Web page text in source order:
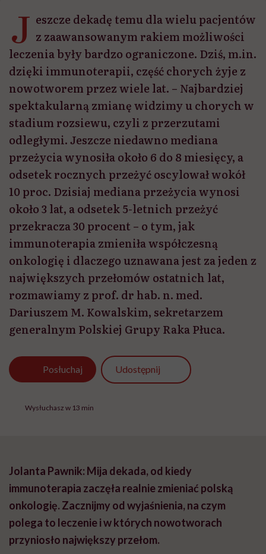
J eszcze dekadę temu dla wielu pacjentów
z zaawansowanym rakiem możliwości
leczenia były bardzo ograniczone. Dziś, m.in.
dzięki immunoterapii, część chorych żyje z
nowotworem przez wiele lat. – Najbardziej
spektakularną zmianę widzimy u chorych w
stadium rozsiewu, czyli z przerzutami
odległymi. Jeszcze niedawno mediana
przeżycia wynosiła około 6 do 8 miesięcy, a
odsetek rocznych przeżyć oscylował wokół
10 proc. Dzisiaj mediana przeżycia wynosi
około 3 lat, a odsetek 5-letnich przeżyć
przekracza 30 procent – o tym, jak
immunoterapia zmieniła współczesną
onkologię i dlaczego uznawana jest za jeden z
największych przełomów ostatnich lat,
rozmawiamy z prof. dr hab. n. med.
Dariuszem M. Kowalskim, sekretarzem
generalnym Polskiej Grupy Raka Płuca.
Posłuchaj Udostępnij
Wysłuchasz w 13 min
Jolanta Pawnik: Mija dekada, od kiedy
immunoterapia zaczęła realnie zmieniać polską
onkologię. Zacznijmy od wyjaśnienia, na czym
polega to leczenie i w których nowotworach
przyniosło największy przełom.